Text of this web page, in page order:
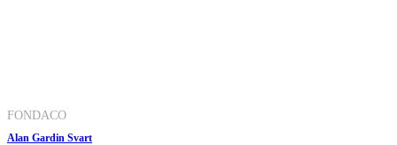
FONDACO
Alan Gardin Svart